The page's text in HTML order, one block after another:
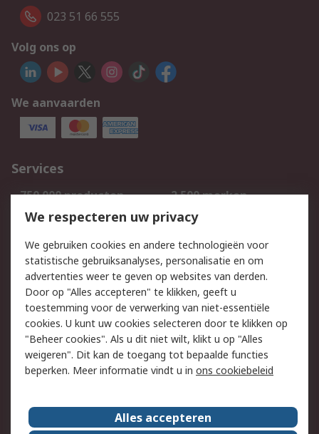
023 51 66 555
Volg ons op
We aanvaarden
Services
750.000 producten
2.500 merken
Bestellen
Inkoopoplossingen
Track & Trace
Wettelijk
Cookiebeleid
Email veiligheid
Privacybeleid
Websitevoorwaarden
Algemene
verkoopvoorwaarden
Over RS
We respecteren uw privacy
We gebruiken cookies en andere technologieën voor
statistische gebruiksanalyses, personalisatie en om
advertenties weer te geven op websites van derden.
Door op "Alles accepteren" te klikken, geeft u
toestemming voor de verwerking van niet-essentiële
cookies. U kunt uw cookies selecteren door te klikken op
"Beheer cookies". Als u dit niet wilt, klikt u op "Alles
weigeren". Dit kan de toegang tot bepaalde functies
beperken. Meer informatie vindt u in ons cookiebeleid
Alles accepteren